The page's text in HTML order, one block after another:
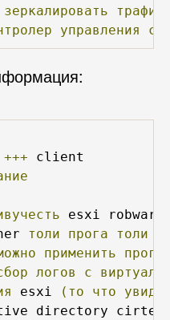
зеркалировать
трафик
управления
+++
esxi robware
толи прога толи
применить
логов с
esxi (то что
directory